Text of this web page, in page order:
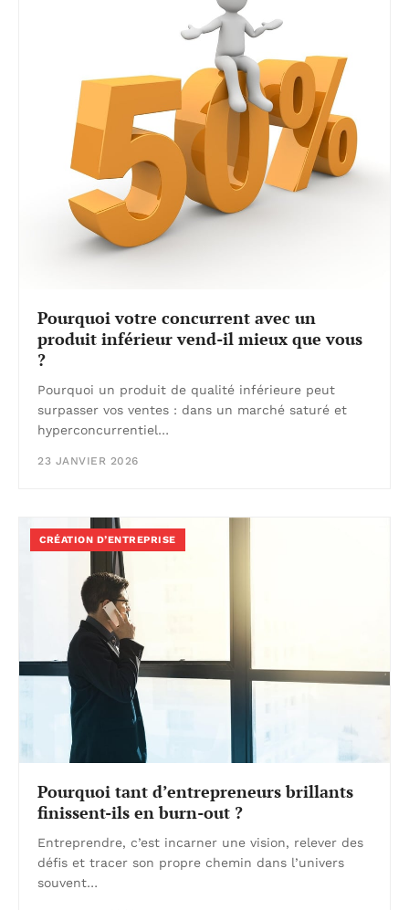
Pourquoi votre concurrent avec un
produit inférieur vend-il mieux que vous
?
Pourquoi un produit de qualité inférieure peut
surpasser vos ventes : dans un marché saturé et
hyperconcurrentiel…
23 JANVIER 2026
CRÉATION D’ENTREPRISE
Pourquoi tant d’entrepreneurs brillants
finissent-ils en burn-out ?
Entreprendre, c’est incarner une vision, relever des
défis et tracer son propre chemin dans l’univers
souvent…